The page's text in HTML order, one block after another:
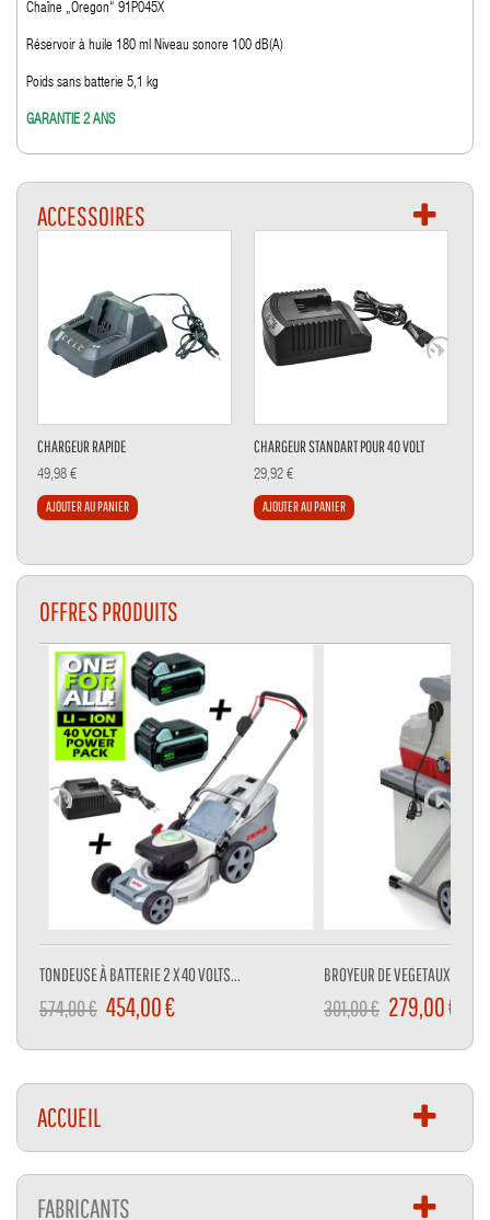
Chaîne „Oregon“ 91P045X
Réservoir à huile 180 ml Niveau sonore 100 dB(A)
Poids sans batterie 5,1 kg
GARANTIE 2 ANS
ACCESSOIRES
CHARGEUR RAPIDE
49,98 €
AJOUTER AU PANIER
CHARGEUR STANDART POUR 40 VOLT
29,92 €
AJOUTER AU PANIER
OFFRES PRODUITS
TONDEUSE À BATTERIE 2 X 40 VOLTS...
574,00 € 454,00 €
BROYEUR DE VEGETAUX 3000
301,00 € 279,00 €
ACCUEIL
FABRICANTS